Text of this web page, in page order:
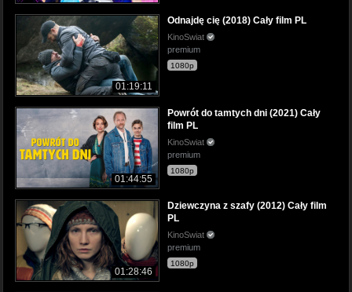
01:19:11
Odnajdę cię (2018) Cały film PL
KinoSwiat
premium
1080p
01:44:55
Powrót do tamtych dni (2021) Cały
film PL
KinoSwiat
premium
1080p
01:28:46
Dziewczyna z szafy (2012) Cały film
PL
KinoSwiat
premium
1080p